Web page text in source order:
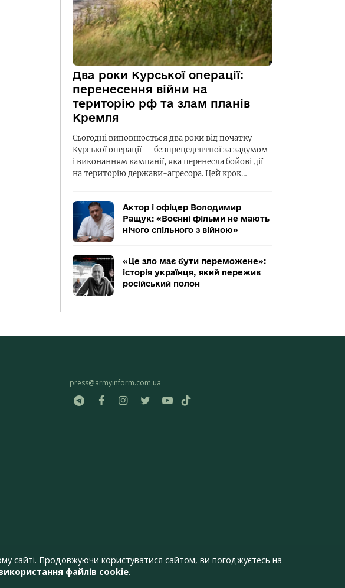
Два роки Курської операції:
перенесення війни на
територію рф та злам планів
Кремля
Сьогодні виповнюється два роки від початку
Курської операції — безпрецедентної за задумом
і виконанням кампанії, яка перенесла бойові дії
на територію держави-агресора. Цей крок…
Актор і офіцер Володимир
Ращук: «Воєнні фільми не мають
нічого спільного з війною»
«Це зло має бути переможене»:
історія українця, який пережив
російський полон
press@armyinform.com.ua
Продовжуючи користуватися сайтом, ви погоджуєтесь на
файлів cookie.